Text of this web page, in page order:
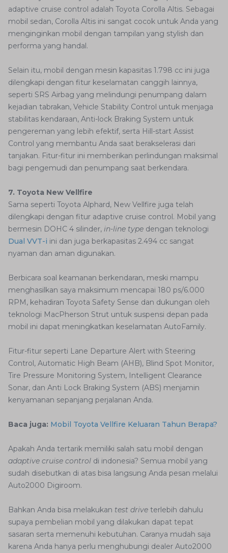
adaptive cruise control adalah Toyota Corolla Altis. Sebagai
mobil sedan, Corolla Altis ini sangat cocok untuk Anda yang
menginginkan mobil dengan tampilan yang stylish dan
performa yang handal.
Selain itu, mobil dengan mesin kapasitas 1.798 cc ini juga
dilengkapi dengan fitur keselamatan canggih lainnya,
seperti SRS Airbag yang melindungi penumpang dalam
kejadian tabrakan, Vehicle Stability Control untuk menjaga
stabilitas kendaraan, Anti-lock Braking System untuk
pengereman yang lebih efektif, serta Hill-start Assist
Control yang membantu Anda saat berakselerasi dari
tanjakan. Fitur-fitur ini memberikan perlindungan maksimal
bagi pengemudi dan penumpang saat berkendara.
7. Toyota New Vellfire
Sama seperti Toyota Alphard, New Vellfire juga telah
dilengkapi dengan fitur adaptive cruise control. Mobil yang
bermesin DOHC 4 silinder, in-line type dengan teknologi
Dual VVT-i ini dan juga berkapasitas 2.494 cc sangat
nyaman dan aman digunakan.
Berbicara soal keamanan berkendaran, meski mampu
menghasilkan saya maksimum mencapai 180 ps/6.000
RPM, kehadiran Toyota Safety Sense dan dukungan oleh
teknologi MacPherson Strut untuk suspensi depan pada
mobil ini dapat meningkatkan keselamatan AutoFamily.
Fitur-fitur seperti Lane Departure Alert with Steering
Control, Automatic High Beam (AHB), Blind Spot Monitor,
Tire Pressure Monitoring System, Intelligent Clearance
Sonar, dan Anti Lock Braking System (ABS) menjamin
kenyamanan sepanjang perjalanan Anda.
Baca juga: Mobil Toyota Vellfire Keluaran Tahun Berapa?
Apakah Anda tertarik memiliki salah satu mobil dengan
adaptive cruise control di indonesia? Semua mobil yang
sudah disebutkan di atas bisa langsung Anda pesan melalui
Auto2000 Digiroom.
Bahkan Anda bisa melakukan test drive terlebih dahulu
supaya pembelian mobil yang dilakukan dapat tepat
sasaran serta memenuhi kebutuhan. Caranya mudah saja
karena Anda hanya perlu menghubungi dealer Auto2000